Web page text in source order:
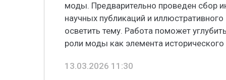
моды. Предварительно проведен сбор
научных публикаций и
осветить тему. Работа поможет
роли моды как элемента исторического
13.03.2026 11:30